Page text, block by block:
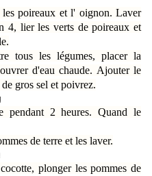
les poireaux et l' oignon. Laver
4, lier les verts de poireaux et
tous les légumes, placer la
d'eau chaude. Ajouter le
gros sel et poivrez.
pendant 2 heures. Quand le
de terre et les laver.
plonger les pommes de